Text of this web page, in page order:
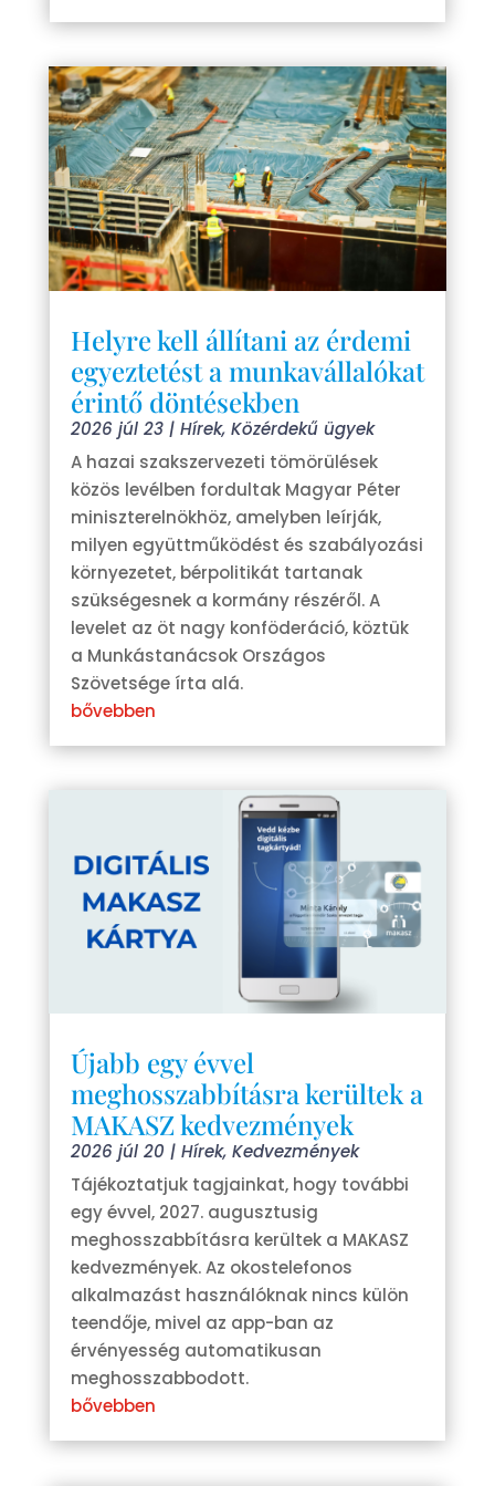
Helyre kell állítani az érdemi
egyeztetést a munkavállalókat
érintő döntésekben
2026 júl 23| Hírek, Közérdekű ügyek
A hazai szakszervezeti tömörülések
közös levélben fordultak Magyar Péter
miniszterelnökhöz, amelyben leírják,
milyen együttműködést és szabályozási
környezetet, bérpolitikát tartanak
szükségesnek a kormány részéről. A
levelet az öt nagy konföderáció, köztük
a Munkástanácsok Országos
Szövetsége írta alá.
bővebben
Újabb egy évvel
meghosszabbításra kerültek a
MAKASZ kedvezmények
2026 júl 20 | Hírek, Kedvezmények
Tájékoztatjuk tagjainkat, hogy további
egy évvel, 2027. augusztusig
meghosszabbításra kerültek a MAKASZ
kedvezmények. Az okostelefonos
alkalmazást használóknak nincs külön
teendője, mivel az app-ban az
érvényesség automatikusan
meghosszabbodott.
bővebben